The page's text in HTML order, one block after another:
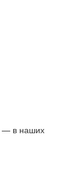
— в наших